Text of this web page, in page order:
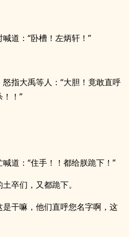
道：“卧槽！左炳轩！”
指大禹等人：“大胆！竟敢直呼
！”
道：“住手！！都给朕跪下！”
卒们，又都跪下。
干嘛，他们直呼您名字啊，这